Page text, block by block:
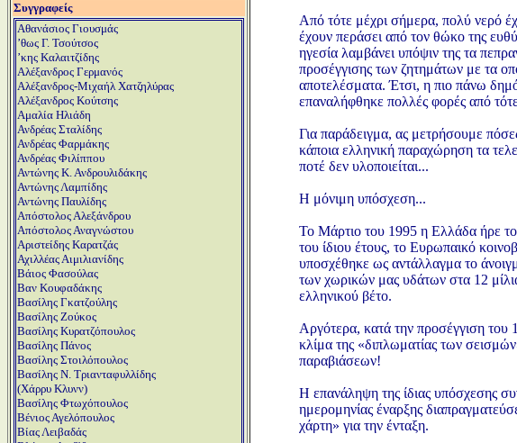
Συγγραφείς
Αθανάσιος Γιουσμάς
ʼθως Γ. Τσούτσος
ʼκης Καλαιτζίδης
Αλέξανδρος Γερμανός
Αλέξανδρος-Μιχαήλ Χατζηλύρας
Αλέξανδρος Κούτσης
Αμαλία Ηλιάδη
Ανδρέας Σταλίδης
Ανδρέας Φαρμάκης
Ανδρέας Φιλίππου
Αντώνης Κ. Ανδρουλιδάκης
Αντώνης Λαμπίδης
Αντώνης Παυλίδης
Απόστολος Αλεξάνδρου
Απόστολος Αναγνώστου
Αριστείδης Καρατζάς
Αχιλλέας Αιμιλιανίδης
Βάιος Φασούλας
Βαν Κουφαδάκης
Βασίλης Γκατζούλης
Βασίλης Ζούκος
Βασίλης Κυρατζόπουλος
Βασίλης Πάνος
Βασίλης Στοιλόπουλος
Βασίλης Ν. Τριανταφυλλίδης
(Χάρρυ Κλυνν)
Βασίλης Φτωχόπουλος
Βένιος Αγελόπουλος
Βίας Λειβαδάς
Από τότε μέχρι σήμερα, πολύ νερό
έχουν περάσει από τον θώκο της
ηγεσία λαμβάνει υπόψιν της τα
προσέγγισης των ζητημάτων με τα
αποτελέσματα. Έτσι, η πιο πάνω
επαναλήφθηκε πολλές φορές από
Για παράδειγμα, ας μετρήσουμε
κάποια ελληνική παραχώρηση τα
ποτέ δεν υλοποιείται...
Η μόνιμη υπόσχεση...
Το Μάρτιο του 1995 η Ελλάδα ήρε
του ίδιου έτους, το Ευρωπαικό
υποσχέθηκε ως αντάλλαγμα το
των χωρικών μας υδάτων στα 12
ελληνικού βέτο.
Αργότερα, κατά την προσέγγιση
κλίμα της «διπλωματίας των
παραβιάσεων!
Η επανάληψη της ίδιας υπόσχεσης
ημερομηνίας έναρξης
χάρτη» για την ένταξη.